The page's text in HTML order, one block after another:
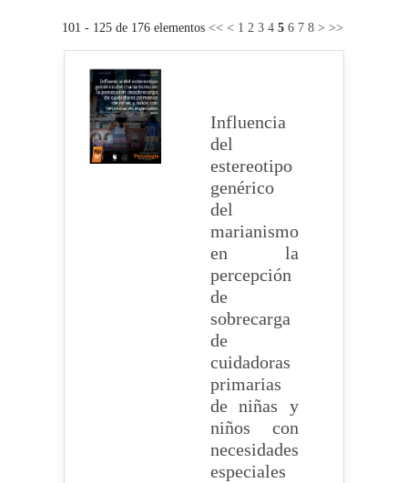
101 - 125 de 176 elementos << < 1 2 3 4 5 6 7 8 > >>
Influencia
del
estereotipo
genérico
del
marianismo
en la
percepción
de
sobrecarga
de
cuidadoras
primarias
de niñas y
niños con
necesidades
especiales